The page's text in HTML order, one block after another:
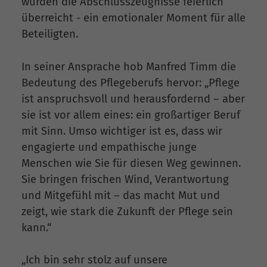
überreicht - ein emotionaler Moment für alle
Beteiligten.
In seiner Ansprache hob Manfred Timm die
Bedeutung des Pflegeberufs hervor: „Pflege
ist anspruchsvoll und herausfordernd – aber
sie ist vor allem eines: ein großartiger Beruf
mit Sinn. Umso wichtiger ist es, dass wir
engagierte und empathische junge
Menschen wie Sie für diesen Weg gewinnen.
Sie bringen frischen Wind, Verantwortung
und Mitgefühl mit – das macht Mut und
zeigt, wie stark die Zukunft der Pflege sein
kann.“
„Ich bin sehr stolz auf unsere